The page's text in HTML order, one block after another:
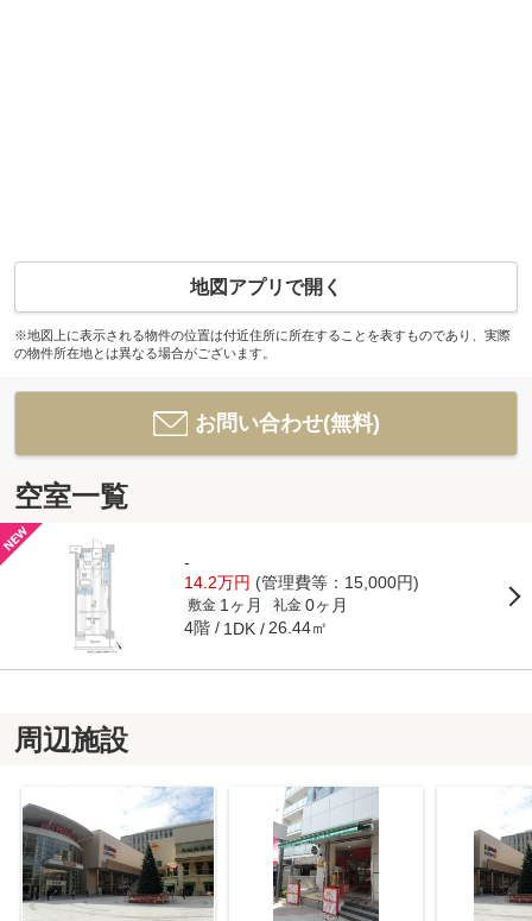
地図アプリで開く
※地図上に表示される物件の位置は付近住所に所在することを表すものであり、実際
の物件所在地とは異なる場合がございます。
お問い合わせ(無料)
空室一覧
-
14.2万円 (管理費等：15,000円)
敷金 1ヶ月 礼金 0ヶ月
4階 1DK 26.44㎡
周辺施設